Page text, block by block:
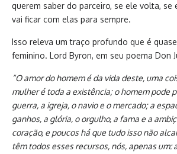
querem saber do parceiro, se ele volta, se
vai ficar com elas para sempre.
Isso releva um traço profundo que é
feminino. Lord Byron, em seu poema Don
“O amor do homem é da vida deste, uma
mulher é toda a existência; o homem pode
guerra, a igreja, o navio e o mercado; a
ganhos, a glória, o orgulho, a fama e a
coração, e poucos há que tudo isso não
têm todos esses recursos, nós, apenas um: